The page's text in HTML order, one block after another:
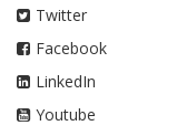
Twitter
Facebook
LinkedIn
Youtube